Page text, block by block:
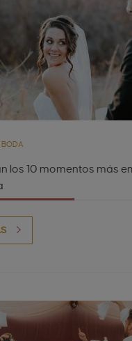
BODA
los 10 momentos más